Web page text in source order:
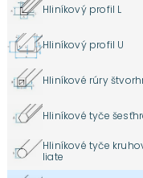
Hliníkový profil L
Hliníkový profil U
Hliníkové rúry
Hliníkové tyče
Hliníkové tyče
liate